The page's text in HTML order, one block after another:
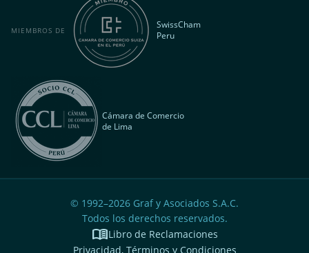
MIEMBROS DE
SwissCham
Peru
Cámara de Comercio
de Lima
© 1992–2026 Graf y Asociados S.A.C.
Todos los derechos reservados.
menu_bookLibro de Reclamaciones
Privacidad, Términos y Condiciones